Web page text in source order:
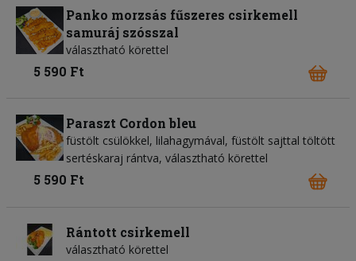
Panko morzsás fűszeres csirkemell
samuráj szósszal
választható körettel
5 590 Ft
Paraszt Cordon bleu
füstölt csülökkel, lilahagymával, füstölt sajttal töltött
sertéskaraj rántva, választható körettel
5 590 Ft
Rántott csirkemell
választható körettel